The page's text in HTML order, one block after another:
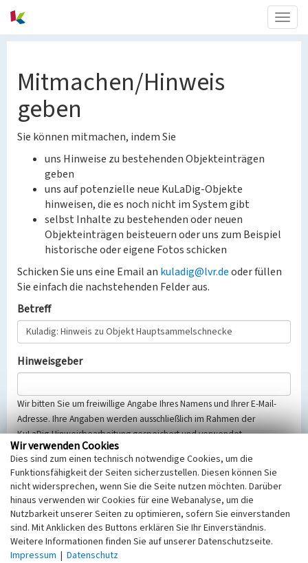
Mitmachen/Hinweis
geben
Sie können mitmachen, indem Sie
uns Hinweise zu bestehenden Objekteinträgen
geben
uns auf potenzielle neue KuLaDig-Objekte
hinweisen, die es noch nicht im System gibt
selbst Inhalte zu bestehenden oder neuen
Objekteinträgen beisteuern oder uns zum Beispiel
historische oder eigene Fotos schicken
Schicken Sie uns eine Email an kuladig@lvr.deoder füllen
Sie einfach die nachstehenden Felder aus.
Betreff
Hinweisgeber
Wir bitten Sie um freiwillige Angabe Ihres Namens und Ihrer E-Mail-
Adresse. Ihre Angaben werden ausschließlich im Rahmen der
KuLaDig-Hinweisbearbeitung gespeichert und verwendet.
Selbstverständlich werden diese entsprechend der Vorschriften des
Telemediengesetzes, des Datenschutzgesetzes NRW und der seit
dem 25.05.2018 gültigen Europäischen Datenschutzgrundverordnung
(EU-DSGVO) vertraulich behandelt, beachten Sie bitte unsere
Hinweise zumDatenschutz
Nachricht
Wir verwenden Cookies
Dies sind zum einen technisch notwendige Cookies, um die
Funktionsfähigkeit der Seiten sicherzustellen. Diesen können Sie
nicht widersprechen, wenn Sie die Seite nutzen möchten. Darüber
hinaus verwenden wir Cookies für eine Webanalyse, um die
Nutzbarkeit unserer Seiten zu optimieren, sofern Sie einverstanden
sind. Mit Anklicken des Buttons erklären Sie Ihr Einverständnis.
Weitere Informationen finden Sie auf unserer Datenschutzseite.
Impressum | Datenschutz